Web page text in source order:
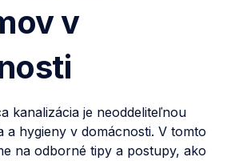
v
kanalizácia je neoddeliteľnou
a hygieny v domácnosti. V tomto
na odborné tipy a postupy, ako